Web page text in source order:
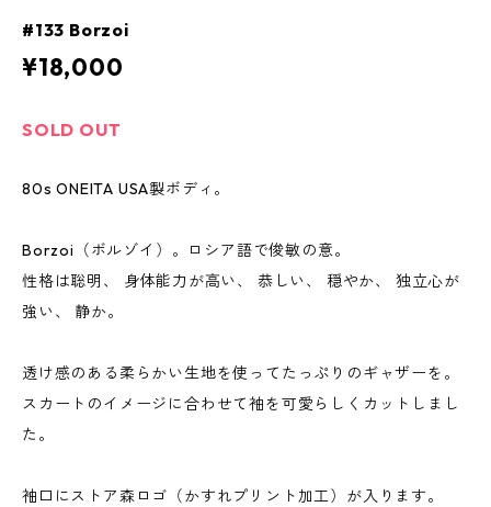
#133 Borzoi
¥18,000
SOLD OUT
80s ONEITA USA製ボディ。
Borzoi（ボルゾイ）。ロシア語で俊敏の意。
性格は聡明、 身体能力が高い、 恭しい、 穏やか、 独立心が
強い、 静か。
透け感のある柔らかい生地を使ってたっぷりのギャザーを。
スカートのイメージに合わせて袖を可愛らしくカットしまし
た。
袖口にストア森ロゴ（かすれプリント加工）が入ります。